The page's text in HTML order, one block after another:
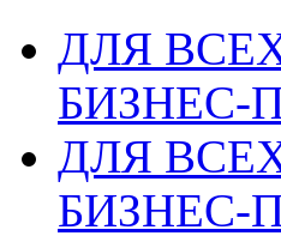
ДЛЯ
БИЗНЕС-
ДЛЯ
БИЗНЕС-